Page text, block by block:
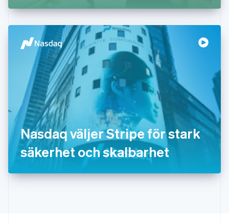
Nasdaq väljer Stripe för stark
säkerhet och skalbarhet
Irland
English
Italien
ItalianoEnglish
Japan
日本語English
Kanada
EnglishFrançais
Kroatien
EnglishItaliano
Lettland
English
Liechtenstein
Deutsch English
Litauen
Luxemburg